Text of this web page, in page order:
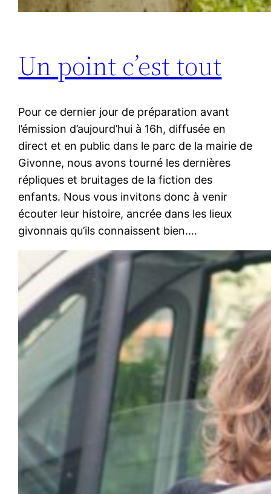
Un point c’est tout
Pour ce dernier jour de préparation avant
l’émission d’aujourd’hui à 16h, diffusée en
direct et en public dans le parc de la mairie de
Givonne, nous avons tourné les dernières
répliques et bruitages de la fiction des
enfants. Nous vous invitons donc à venir
écouter leur histoire, ancrée dans les lieux
givonnais qu’ils connaissent bien.…